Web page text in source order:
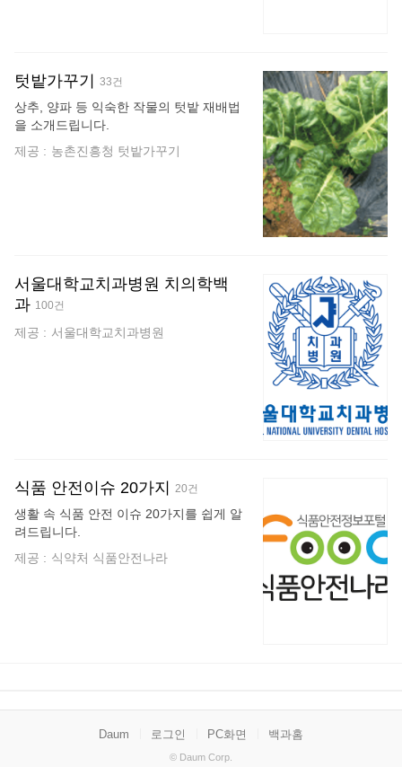
텃밭가꾸기 33건
상추, 양파 등 익숙한 작물의 텃밭 재배법
을 소개드립니다.
제공 : 농촌진흥청 텃밭가꾸기
서울대학교치과병원 치의학백
과 100건
제공 : 서울대학교치과병원
식품 안전이슈 20가지 20건
생활 속 식품 안전 이슈 20가지를 쉽게 알
려드립니다.
제공 : 식약처 식품안전나라
Daum 로그인 PC화면 백과홈
© Daum Corp.